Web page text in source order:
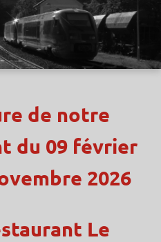
de notre
du 09 février
2026
Le